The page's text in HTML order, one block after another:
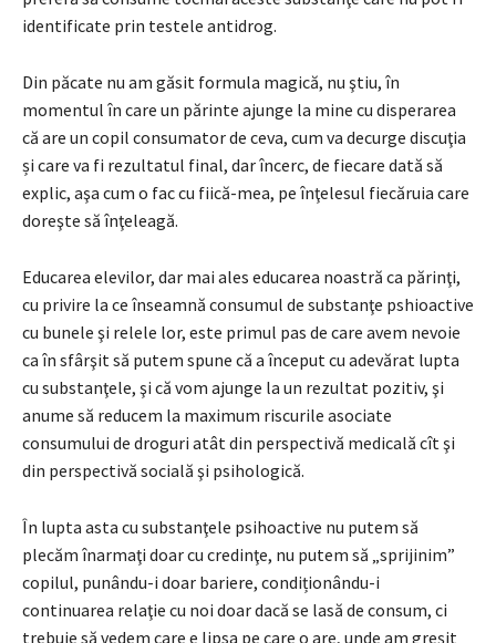
identificate prin testele antidrog.
Din păcate nu am găsit formula magică, nu ştiu, în
momentul în care un părinte ajunge la mine cu disperarea
că are un copil consumator de ceva, cum va decurge discuţia
și care va fi rezultatul final, dar încerc, de fiecare dată să
explic, aşa cum o fac cu fiică-mea, pe înţelesul fiecăruia care
doreşte să înţeleagă.
Educarea elevilor, dar mai ales educarea noastră ca părinţi,
cu privire la ce înseamnă consumul de substanţe pshioactive
cu bunele şi relele lor, este primul pas de care avem nevoie
ca în sfârşit să putem spune că a început cu adevărat lupta
cu substanţele, şi că vom ajunge la un rezultat pozitiv, şi
anume să reducem la maximum riscurile asociate
consumului de droguri atât din perspectivă medicală cît şi
din perspectivă socială şi psihologică.
În lupta asta cu substanţele psihoactive nu putem să
plecăm înarmaţi doar cu credinţe, nu putem să „sprijinim”
copilul, punându-i doar bariere, condiționându-i
continuarea relaţie cu noi doar dacă se lasă de consum, ci
trebuie să vedem care e lipsa pe care o are, unde am greşit